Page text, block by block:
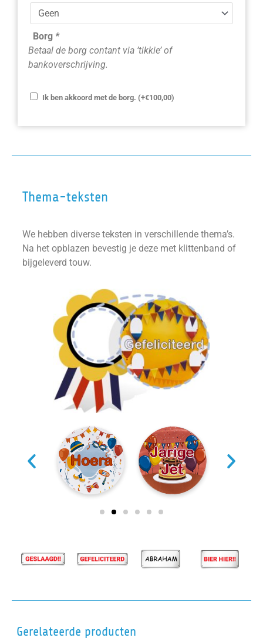
Borg *
Betaal de borg contant via ’tikkie’ of
bankoverschrijving.
Ik ben akkoord met de borg. (+€100,00)
Thema-teksten
We hebben diverse teksten in verschillende thema’s.
Na het opblazen bevestig je deze met klittenband of
bijgeleverd touw.
Gerelateerde producten